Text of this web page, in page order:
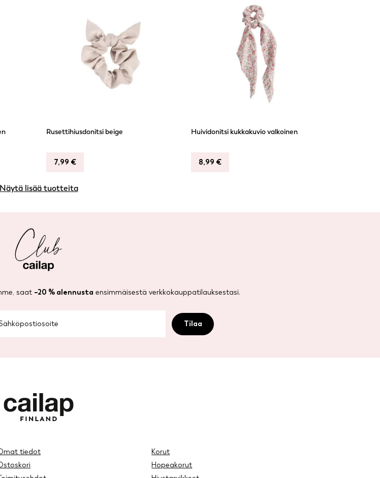
Rusettihiusdonitsi beige
7,99 €
Huividonitsi kukkakuvio valkoinen
8,99 €
Näytä lisää tuotteita
saat –20 % alennusta ensimmäisestä verkkokauppatilauksestasi.
tiedot
Korut
Hopeakorut